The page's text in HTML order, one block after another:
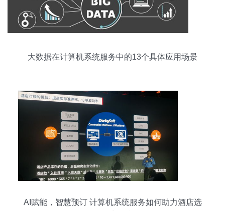
大数据在计算机系统服务中的13个具体应用场景
AI赋能，智慧预订 计算机系统服务如何助力酒店选